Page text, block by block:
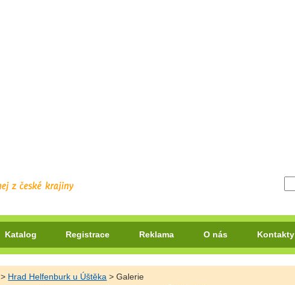
Katalog Registrace Reklama O nás Kontakty
> Hrad Helfenburk u Úštěka > Galerie